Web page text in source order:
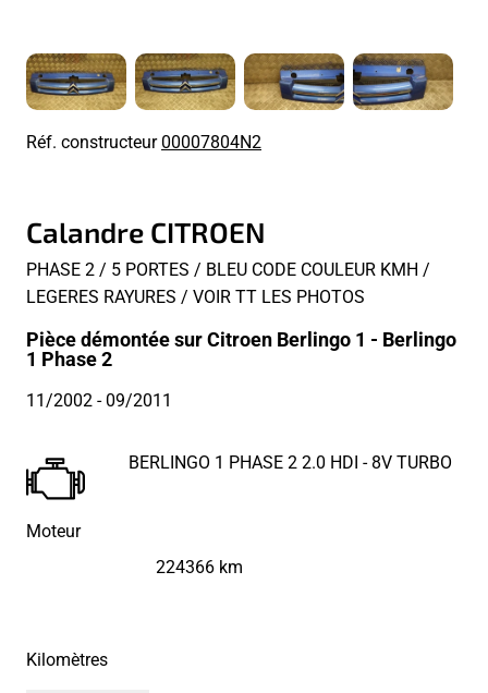
Réf. constructeur00007804N2
Calandre CITROEN
PHASE 2 / 5 PORTES / BLEU CODE COULEUR KMH /
LEGERES RAYURES / VOIR TT LES PHOTOS
Pièce démontée sur Citroen Berlingo 1 - Berlingo
1 Phase 2
11/2002 - 09/2011
Moteur
BERLINGO 1 PHASE 2 2.0 HDI - 8V TURBO
Kilomètres
224366 km